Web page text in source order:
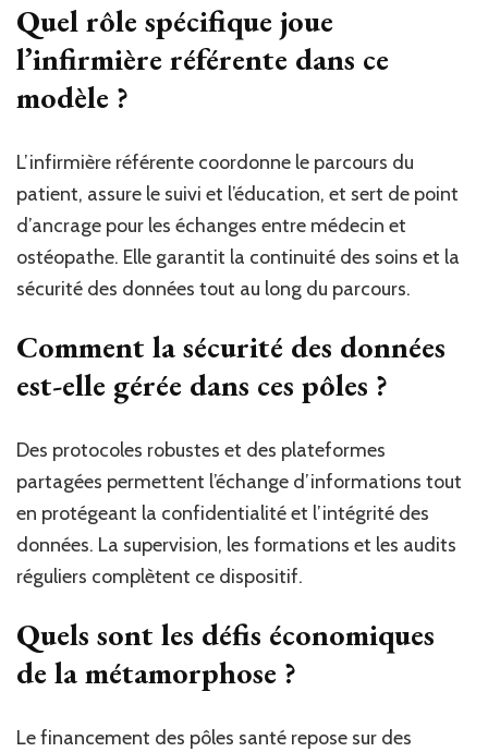
Quel rôle spécifique joue
l’infirmière référente dans ce
modèle ?
L’infirmière référente coordonne le parcours du
patient, assure le suivi et l’éducation, et sert de point
d’ancrage pour les échanges entre médecin et
ostéopathe. Elle garantit la continuité des soins et la
sécurité des données tout au long du parcours.
Comment la sécurité des données
est-elle gérée dans ces pôles ?
Des protocoles robustes et des plateformes
partagées permettent l’échange d’informations tout
en protégeant la confidentialité et l’intégrité des
données. La supervision, les formations et les audits
réguliers complètent ce dispositif.
Quels sont les défis économiques
de la métamorphose ?
Le financement des pôles santé repose sur des